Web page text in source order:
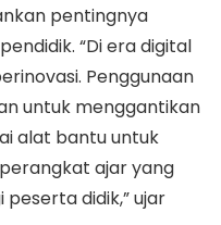
pentingnya
“Di era digital
Penggunaan
untuk menggantikan
alat bantu untuk
ajar yang
didik,” ujar